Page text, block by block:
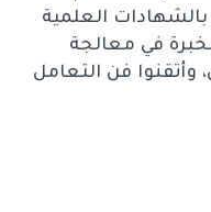
بالشهادات العلمية
في معالجة
فن التعامل